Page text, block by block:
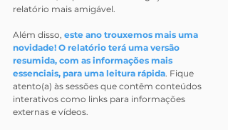
relatório mais amigável.
Além disso, este ano trouxemos mais uma
novidade! O relatório terá uma versão
resumida, com as informações mais
essenciais, para uma leitura rápida. Fique
atento(a) às sessões que contêm conteúdos
interativos como links para informações
externas e vídeos.